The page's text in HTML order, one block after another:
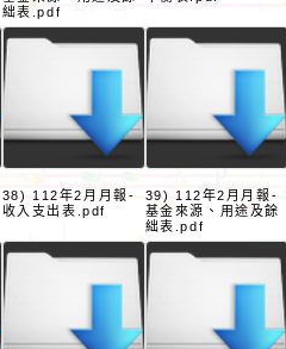
絀表.pdf
38) 112年2月月報-
收入支出表.pdf
39) 112年2月月報-
基金來源、用途及餘
絀表.pdf